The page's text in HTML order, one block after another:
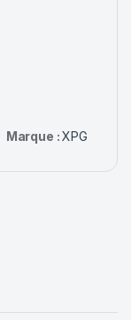
Marque :XPG